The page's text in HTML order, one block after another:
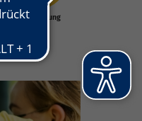
Grundbildung